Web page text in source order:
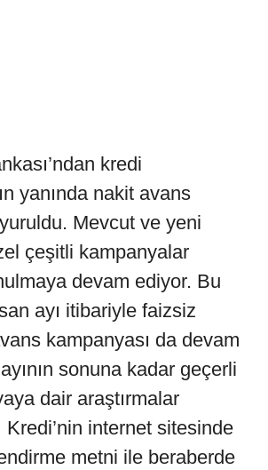
kredi
yanında nakit avans
Mevcut ve yeni
çeşitli kampanyalar
devam ediyor. Bu
ayı itibariyle faizsiz
kampanyası da devam
sonuna kadar geçerli
dair araştırmalar
Kredi’nin internet sitesinde
metni ile beraberde